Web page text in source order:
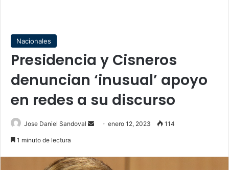
Nacionales
Presidencia y Cisneros
denuncian ‘inusual’ apoyo
en redes a su discurso
Jose Daniel Sandoval
Sendenero 12, 2023 114
1 minuto de lectura